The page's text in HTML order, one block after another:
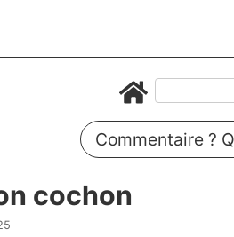
Commentaire ?
cochon